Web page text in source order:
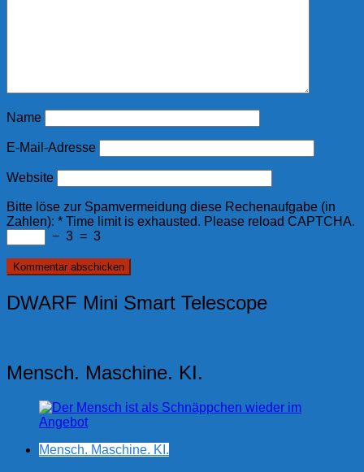
Name
E-Mail-Adresse
Website
Bitte löse zur Spamvermeidung diese Rechenaufgabe (in
Zahlen): * Time limit is exhausted. Please reload CAPTCHA.
− 3 = 3
DWARF Mini Smart Telescope
Mensch. Maschine. KI.
Mensch. Maschine. KI.